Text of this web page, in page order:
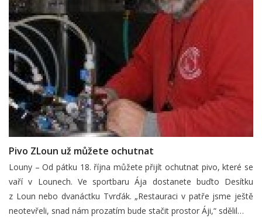
Pivo ZLoun už můžete ochutnat
Louny – Od pátku 18. října můžete přijít ochutnat pivo, které se
vaří v Lounech. Ve sportbaru Ája dostanete buďto Desítku
z Loun nebo dvanáctku Tvrďák. „Restauraci v patře jsme ještě
neotevřeli, snad nám prozatím bude stačit prostor Áji,“ sdělil…